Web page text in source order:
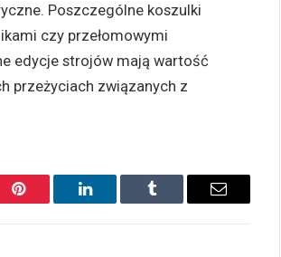
Poszczególne koszulki
czy przełomowymi
edycje strojów mają wartość
przeżyciach związanych z
Pinterest LinkedIn Tumblr Email